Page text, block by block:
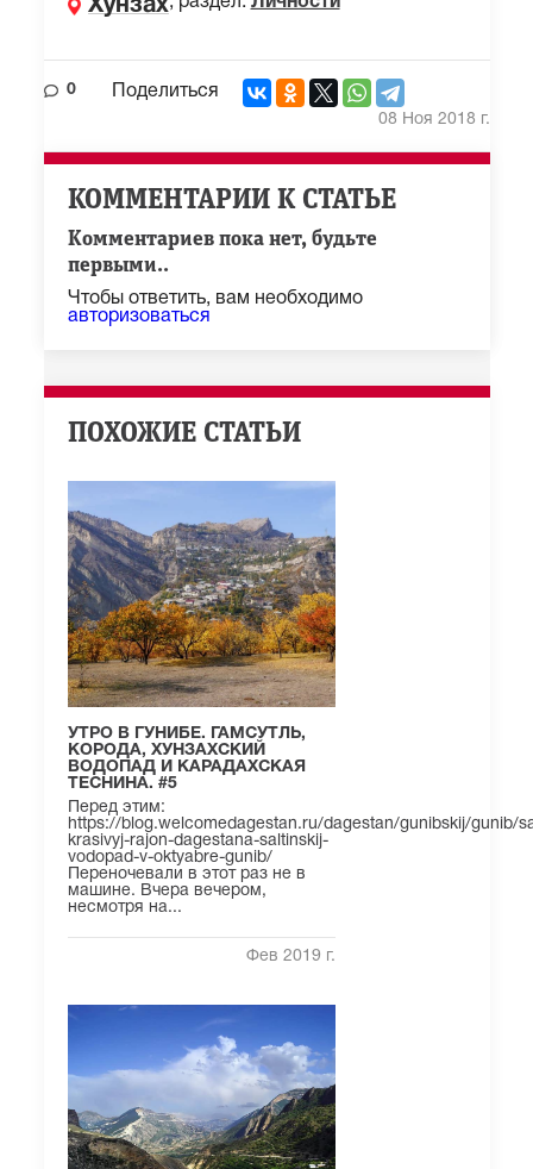
Хунзах
0 Поделиться
08 Ноя 2018 г.
КОММЕНТАРИИ К СТАТЬЕ
Комментариев пока нет, будьте
первыми..
Чтобы ответить, вам необходимо
авторизоваться
ПОХОЖИЕ СТАТЬИ
УТРО В ГУНИБЕ. ГАМСУТЛЬ,
КОРОДА, ХУНЗАХСКИЙ
ВОДОПАД И КАРАДАХСКАЯ
ТЕСНИНА. #5
Перед этим:
https://blog.welcomedagestan.ru/dagestan/gunibskij/gunib/
krasivyj-rajon-dagestana-saltinskij-
vodopad-v-oktyabre-gunib/
Переночевали в этот раз не в
машине. Вчера вечером,
несмотря на...
Фев 2019 г.